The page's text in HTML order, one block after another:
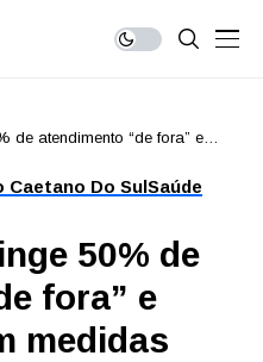
de atendimento “de fora” e
Caetano Do SulSaúde
50% de
fora” e
medidas